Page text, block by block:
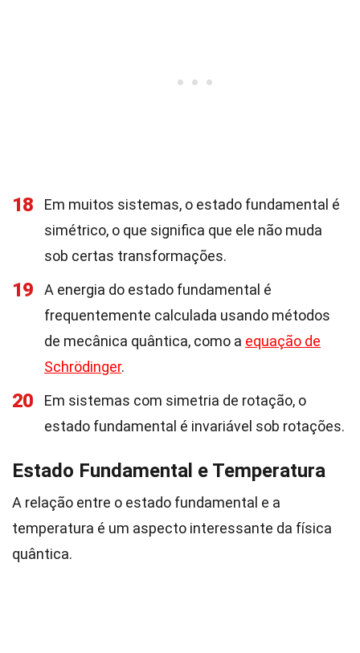
18
Em muitos sistemas, o estado fundamental é
simétrico, o que significa que ele não muda
sob certas transformações.
19
A energia do estado fundamental é
frequentemente calculada usando métodos
de mecânica quântica, como a equação de
Schrödinger.
20
Em sistemas com simetria de rotação, o
estado fundamental é invariável sob rotações.
Estado Fundamental e Temperatura
A relação entre o estado fundamental e a
temperatura é um aspecto interessante da física
quântica.